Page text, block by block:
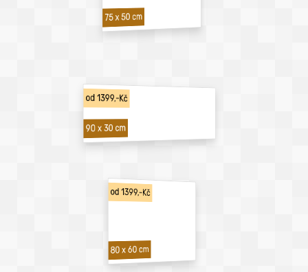
75 x 50 cm
od 1399,-Kč
90 x 30 cm
od 1399,-Kč
80 x 60 cm